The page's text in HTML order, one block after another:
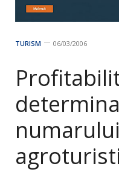
TURISM 06/03/2006